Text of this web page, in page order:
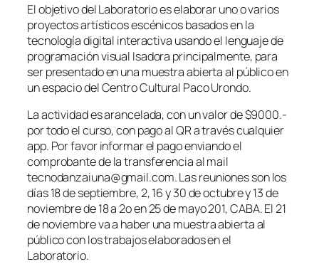
El objetivo del Laboratorio es elaborar uno o varios
proyectos artísticos escénicos basados en la
tecnología digital interactiva usando el lenguaje de
programación visual Isadora principalmente, para
ser presentado en una muestra abierta al público en
un espacio del Centro Cultural Paco Urondo.
La actividad es arancelada, con un valor de $9000.-
por todo el curso, con pago al QR a través cualquier
app. Por favor informar el pago enviando el
comprobante de la transferencia al mail
tecnodanzaiuna@gmail.com. Las reuniones son los
días 18 de septiembre, 2, 16 y 30 de octubre y 13 de
noviembre de 18 a 2o en 25 de mayo 201, CABA. El 21
de noviembre va a haber una muestra abierta al
público con los trabajos elaborados en el
Laboratorio.